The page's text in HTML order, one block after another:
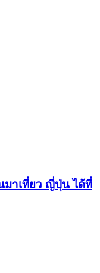
มาเที่ยว ญี่ปุ่น ได้ที่